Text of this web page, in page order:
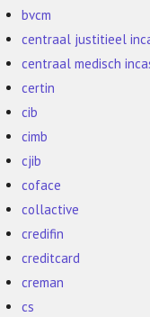
bvcm
centraal justitieel
centraal medisch
certin
cib
cimb
cjib
coface
collactive
credifin
creditcard
creman
cs